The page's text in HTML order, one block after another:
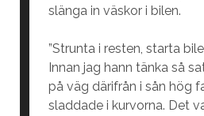
slänga in väskor i bilen.
”Strunta i resten, starta
Innan jag hann tänka så
på väg därifrån i sån hög
sladdade i kurvorna. Det